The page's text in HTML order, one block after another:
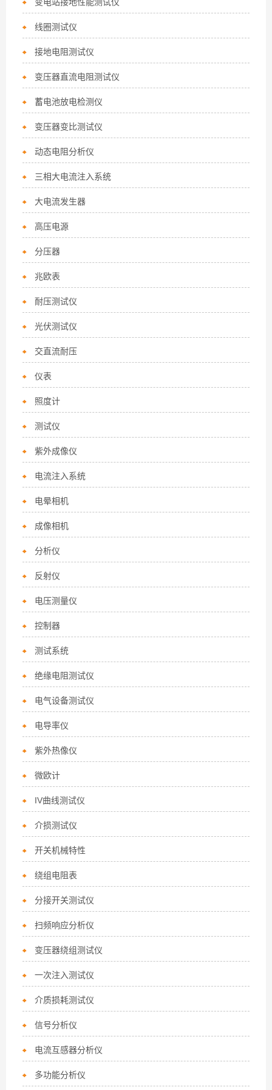
线圈测试仪
接地电阻测试仪
变压器直流电阻测试仪
蓄电池放电检测仪
变压器变比测试仪
动态电阻分析仪
三相大电流注入系统
大电流发生器
高压电源
分压器
兆欧表
耐压测试仪
光伏测试仪
交直流耐压
仪表
照度计
测试仪
紫外成像仪
电流注入系统
电晕相机
成像相机
分析仪
反射仪
电压测量仪
控制器
测试系统
绝缘电阻测试仪
电气设备测试仪
电导率仪
紫外热像仪
微欧计
IV曲线测试仪
介损测试仪
开关机械特性
绕组电阻表
分接开关测试仪
扫频响应分析仪
变压器绕组测试仪
一次注入测试仪
介质损耗测试仪
信号分析仪
电流互感器分析仪
多功能分析仪